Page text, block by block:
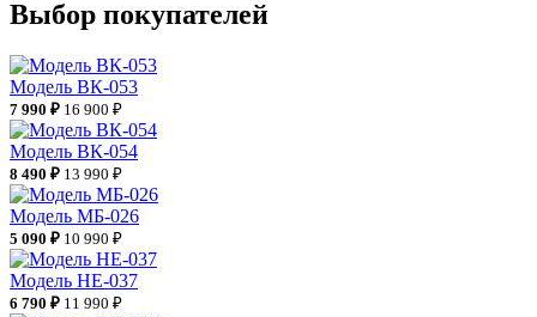
Выбор покупателей
Модель ВК-053
7 990 ₽ 16 900 ₽
Модель ВК-054
8 490 ₽ 13 990 ₽
Модель МБ-026
5 090 ₽ 10 990 ₽
Модель НЕ-037
6 790 ₽ 11 990 ₽